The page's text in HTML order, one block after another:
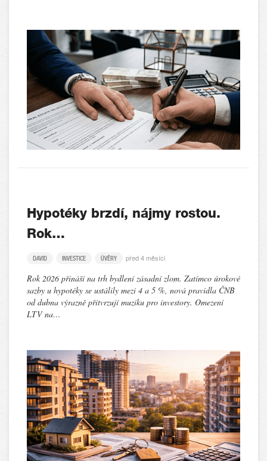
Hypotéky brzdí, nájmy rostou.
Rok…
DAVID INVESTICE ÚVĚRY před 4 měsíci
Rok 2026 přináší na trh bydlení zásadní zlom. Zatímco úrokové
sazby u hypotéky se ustálily mezi 4 a 5 %, nová pravidla ČNB
od dubna výrazně přitvrzují muziku pro investory. Omezení
LTV na…